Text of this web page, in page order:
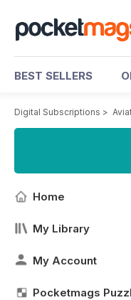
BEST SELLERS
Digital Subscriptions >
Home
My Library
My Account
Pocketmags